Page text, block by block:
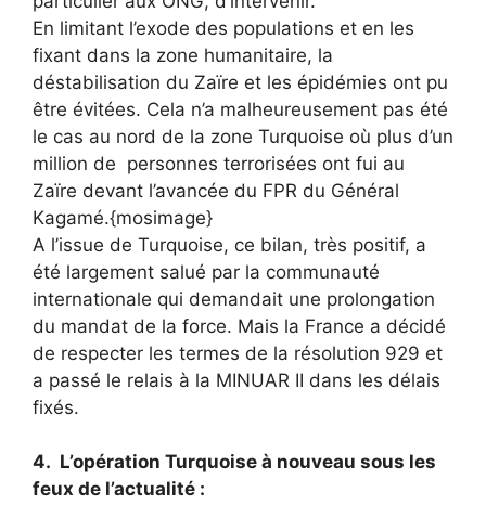
En limitant l’exode des populations et en les
fixant dans la zone humanitaire, la
déstabilisation du Zaïre et les épidémies ont pu
être évitées. Cela n’a malheureusement pas été
le cas au nord de la zone Turquoise où plus d’un
million de personnes terrorisées ont fui au
Zaïre devant l’avancée du FPR du Général
Kagamé.{mosimage}
A l’issue de Turquoise, ce bilan, très positif, a
été largement salué par la communauté
internationale qui demandait une prolongation
du mandat de la force. Mais la France a décidé
de respecter les termes de la résolution 929 et
a passé le relais à la MINUAR II dans les délais
fixés.
4. L’opération Turquoise à nouveau sous les
feux de l’actualité :